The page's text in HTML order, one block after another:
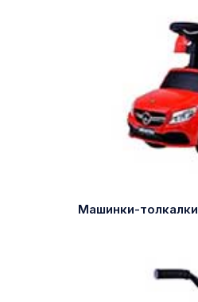
Машинки-толкалки